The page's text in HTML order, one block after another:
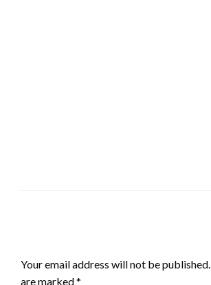
Your email address will not be published.
are marked*